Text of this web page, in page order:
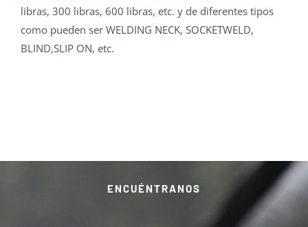
libras, 300 libras, 600 libras, etc. y de diferentes tipos
como pueden ser WELDING NECK, SOCKETWELD,
BLIND,SLIP ON, etc.
ENCUÉNTRANOS